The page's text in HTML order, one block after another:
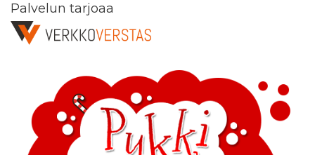
Palvelun tarjoaa